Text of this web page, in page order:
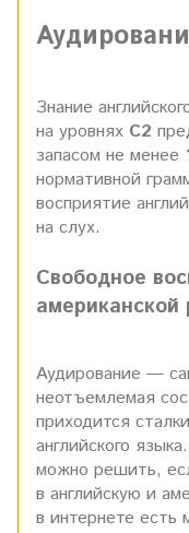
Знание
на уровнях С2
запасом не менее
нормативной
восприятие
на слух.
Свободное
американской
Аудирование —
неотъемлемая
приходится
английского
можно решить,
в английскую и
в интернете есть